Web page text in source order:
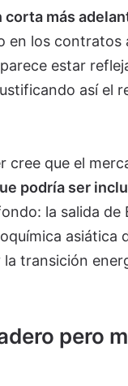
corta más
en los contratos
estar
así el
cree que el
podría ser
la salida de
asiática
transición
pero